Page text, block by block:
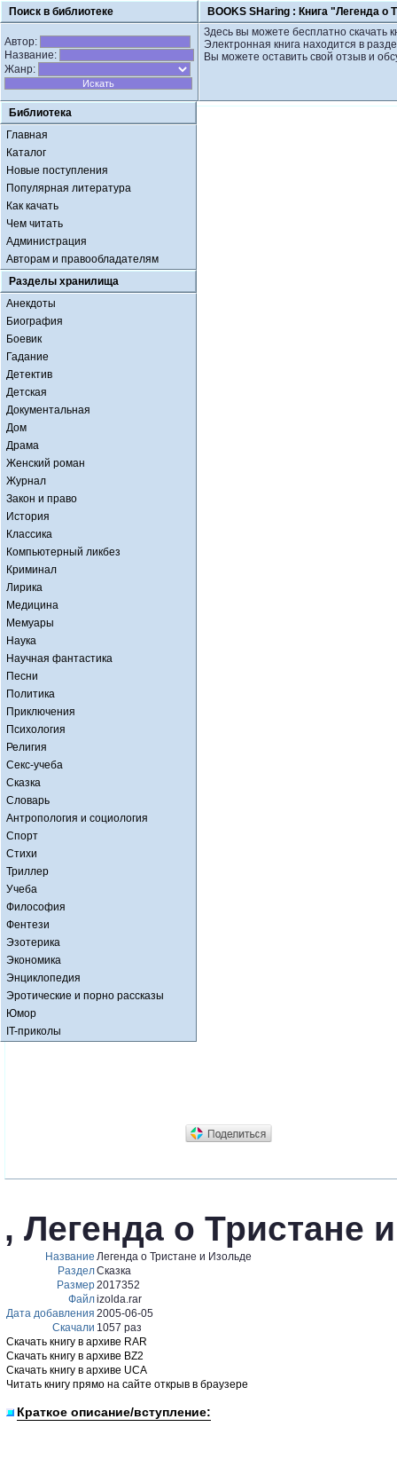
Поиск в библиотеке BOOKS SHaring : Книга "Легенда о
Автор:
Название:
Жанр:
Здесь вы можете бесплатно скачать
Электронная книга находится в
Вы можете оставить свой отзыв и
Библиотека
Главная
Каталог
Новые поступления
Популярная литература
Как качать
Чем читать
Администрация
Авторам и правообладателям
Разделы хранилища
Анекдоты
Биография
Боевик
Гадание
Детектив
Детская
Документальная
Дом
Драма
Женский роман
Журнал
Закон и право
История
Классика
Компьютерный ликбез
Криминал
Лирика
Медицина
Мемуары
Наука
Научная фантастика
Песни
Политика
Приключения
Психология
Религия
Секс-учеба
Сказка
Словарь
Антропология и социология
Спорт
Стихи
Триллер
Учеба
Философия
Фентези
Эзотерика
Экономика
Энциклопедия
Эротические и порно рассказы
Юмор
IT-приколы
, Легенда о Тристане
Название Легенда о Тристане и Изольде
РазделСказка
Размер2017352
Файлizolda.rar
Дата добавления 2005-06-05
Скачали 1057 раз
Скачать книгу в архиве RAR
Скачать книгу в архиве BZ2
Скачать книгу в архиве UCA
Читать книгу прямо на сайте открыв в браузере
Краткое описание/вступление: